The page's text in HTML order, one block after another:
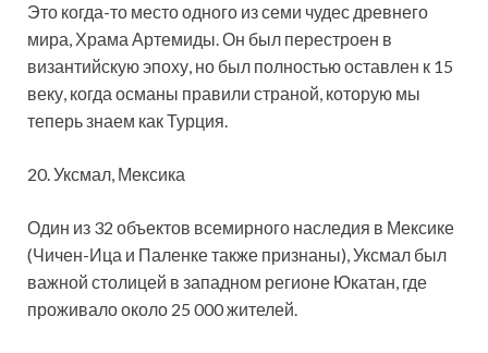
Это когда-то место одного из семи чудес древнего
мира, Храма Артемиды. Он был перестроен в
византийскую эпоху, но был полностью оставлен к 15
веку, когда османы правили страной, которую мы
теперь знаем как Турция.
20. Уксмал, Мексика
Один из 32 объектов всемирного наследия в Мексике
(Чичен-Ица и Паленке также признаны), Уксмал был
важной столицей в западном регионе Юкатан, где
проживало около 25 000 жителей.